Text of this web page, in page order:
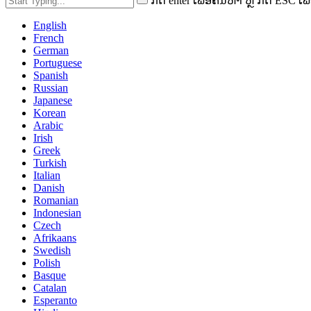
English
French
German
Portuguese
Spanish
Russian
Japanese
Korean
Arabic
Irish
Greek
Turkish
Italian
Danish
Romanian
Indonesian
Czech
Afrikaans
Swedish
Polish
Basque
Catalan
Esperanto